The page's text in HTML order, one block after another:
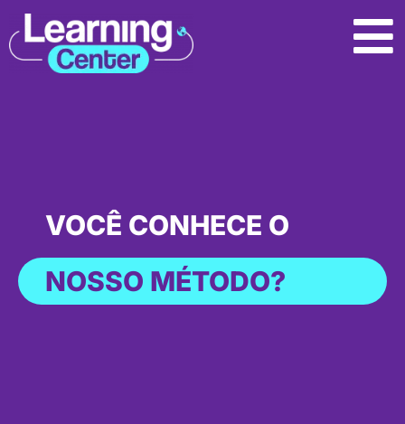
VOCÊ CONHECE O
NOSSO MÉTODO?